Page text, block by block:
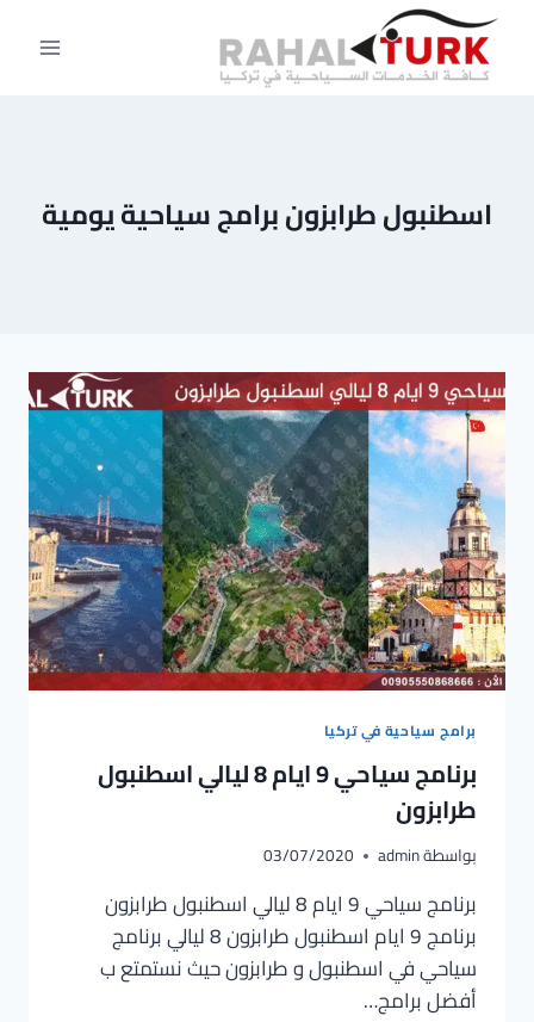
التجاوز
المحتوى
اسطنبول طرابزون برامج سياحية يومية
برامج سياحية في تركيا
برنامج سياحي 9 ايام 8 ليالي اسطنبول
طرابزون
بواسطةadmin
03/07/2020
برنامج سياحي 9 ايام 8 ليالي اسطنبول طرابزون
برنامج 9 ايام اسطنبول طرابزون 8 ليالي برنامج
سياحي في اسطنبول و طرابزون حيث نستمتع ب
أفضل برامج…